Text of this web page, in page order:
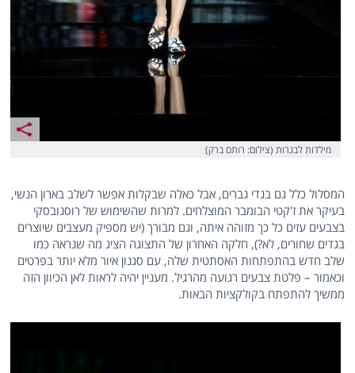
מילדות לבגרות (צילום: רותם ברק)
המסלול כלל גם בגדי גברים, אבל כאלה שבקלות אפשר לשלב בארון הנשי,
בעיקר את ז'קטי הבומבר המוצלחים. למרות שהשימוש של רוסנובסקי
בצבעים עזים כל כך מזוהה איתה, וגם מבורך (יש מספיק מעצבים שיוצרים
בגדים שחורים, לא?), חלקה האחרון של התצוגה הציג מה שנראה כמו
שלב חדש בהתפתחות האסתטית שלה, עם סגנון איור מלא יותר בפרטים
וכאמור – פלטת צבעים רגועה מהרגיל. מעניין יהיה לראות לאן הכיוון הזה
ממשיך להתפתח בקולקציות הבאות.